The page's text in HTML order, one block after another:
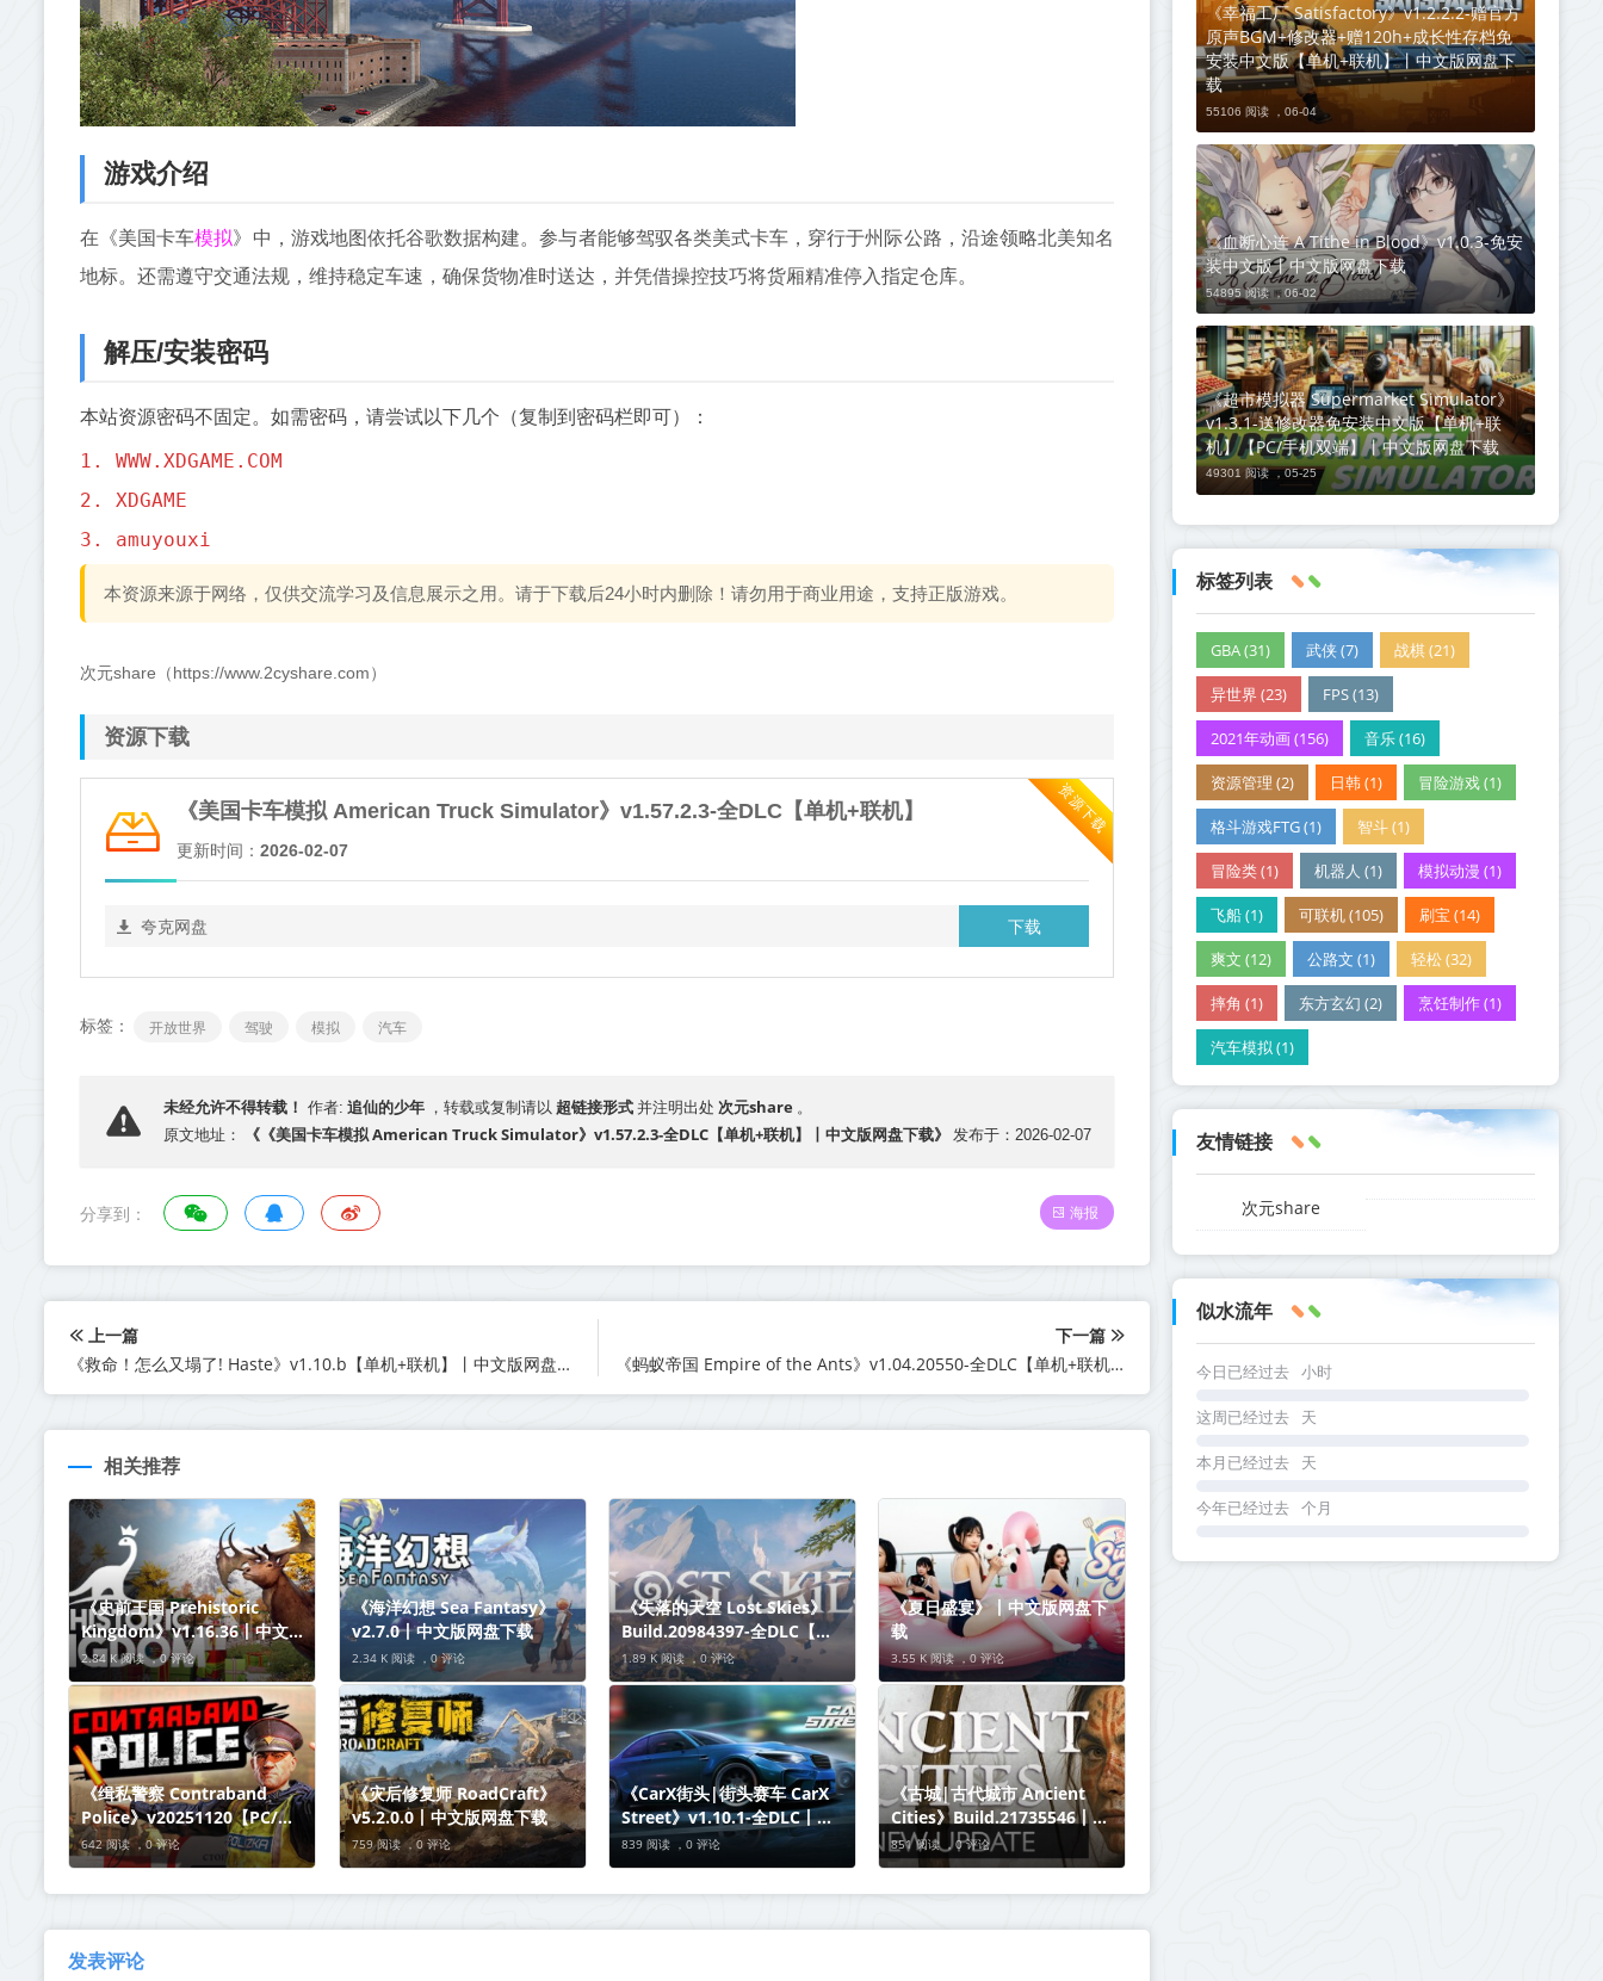
游戏介绍
在《美国卡车模拟》中，游戏地图依托谷歌数据构建。参与者能够驾驭各类美式卡车，穿行于州际公路，沿途领略北美知名
地标。还需遵守交通法规，维持稳定车速，确保货物准时送达，并凭借操控技巧将货厢精准停入指定仓库。
解压/安装密码
本站资源密码不固定。如需密码，请尝试以下几个（复制到密码栏即可）：
1. WWW.XDGAME.COM
2. XDGAME
3. amuyouxi
本资源来源于网络，仅供交流学习及信息展示之用。请于下载后24小时内删除！请勿用于商业用途，支持正版游戏。
次元share（https://www.2cyshare.com）
资源下载
资源下载
《美国卡车模拟 American Truck Simulator》v1.57.2.3-全DLC【单机+联机】
更新时间： 2026-02-07
下载
夸克网盘
标签： 开放世界 驾驶 模拟 汽车
未经允许不得转载！ 作者: 追仙的少年 ，转载或复制请以 超链接形式 并注明出处 次元share 。
原文地址：
《《美国卡车模拟 American Truck Simulator》v1.57.2.3-全DLC【单机+联机】丨中文版网盘下载》 发布于：2026-02-07
分享到： 海报
上一篇
《救命！怎么又塌了! Haste》v1.10.b【单机+联机】丨中文版网盘下载
下一篇
《蚂蚁帝国 Empire of the Ants》v1.04.20550-全DLC【单机+联机】丨中文版网盘下载
相关推荐
《史前王国 Prehistoric
Kingdom》v1.16.36丨中文版
网盘下载
2.84 K 阅读 ，0 评论
《海洋幻想 Sea Fantasy》
v2.7.0丨中文版网盘下载
2.34 K 阅读 ， 0 评论
《失落的天空 Lost Skies》
Build.20984397-全DLC【单
机+联机】丨中文版网盘下载
1.89 K 阅读 ，0 评论
《夏日盛宴》丨中文版网盘下
载
3.55 K 阅读 ，0 评论
《缉私警察 Contraband
Police》v20251120【PC/手
机双端】丨中文版网盘下载
642 阅读 ，0 评论
《​灾后修复师 RoadCraft》
v5.2.0.0丨中文版网盘下载
759 阅读 ，0 评论
《CarX街头|街头赛车 CarX
Street》v1.10.1-全DLC丨中
文版网盘下载
839 阅读 ， 0 评论
《古城|古代城市 Ancient
Cities》Build.21735546丨中
文版网盘下载
851 阅读 ，0 评论
发表评论
《幸福工厂 Satisfactory》v1.2.2.2-赠官方
原声BGM+修改器+赠120h+成长性存档免
安装中文版【单机+联机】丨中文版网盘下
载
55106 阅读 ， 06-04
《血断心连 A Tithe in Blood》v1.0.3-免安
装中文版丨中文版网盘下载
54895 阅读 ，06-02
《超市模拟器 Supermarket Simulator》
v1.3.1-送修改器免安装中文版【单机+联
机】【PC/手机双端】丨中文版网盘下载
49301 阅读 ，05-25
标签列表
GBA (31) 武侠 (7) 战棋 (21)
异世界 (23) FPS (13)
2021年动画 (156) 音乐 (16)
资源管理 (2) 日韩 (1) 冒险游戏 (1)
格斗游戏FTG (1) 智斗 (1)
冒险类 (1) 机器人 (1) 模拟动漫 (1)
飞船 (1) 可联机 (105) 刷宝 (14)
爽文 (12) 公路文 (1) 轻松 (32)
摔角 (1) 东方玄幻 (2) 烹饪制作 (1)
汽车模拟 (1)
友情链接
次元share
似水流年
今日已经过去 小时
这周已经过去 天
本月已经过去 天
今年已经过去 个月